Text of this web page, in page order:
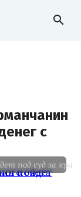
search
с
под суд за